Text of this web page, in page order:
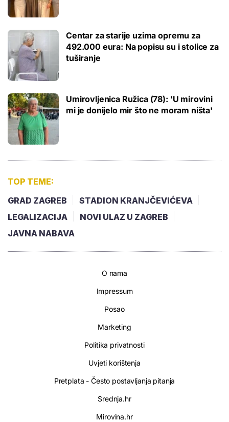
Centar za starije uzima opremu za
492.000 eura: Na popisu su i stolice za
tuširanje
Umirovljenica Ružica (78): 'U mirovini
mi je donijelo mir što ne moram ništa'
TOP TEME:
GRAD ZAGREB
STADION KRANJČEVIĆEVA
LEGALIZACIJA
NOVI ULAZ U ZAGREB
JAVNA NABAVA
O nama
Impressum
Posao
Marketing
Politika privatnosti
Uvjeti korištenja
Pretplata - Često postavljanja pitanja
Srednja.hr
Mirovina.hr